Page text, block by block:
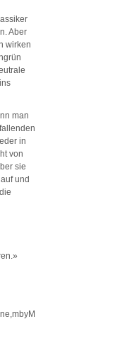
Aber
wirken
man
in
von
sie
und